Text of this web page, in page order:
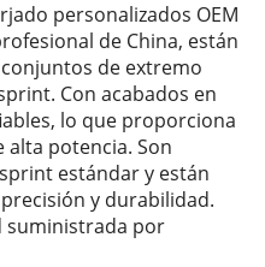
personalizados OEM
de China, están
de extremo
Con acabados en
lo que proporciona
potencia. Son
estándar y están
y durabilidad.
suministrada por